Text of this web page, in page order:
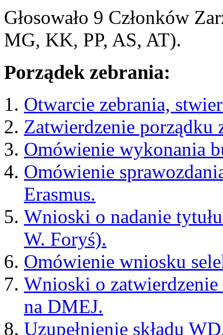
Głosowało 9 Członków
MG, KK, PP, AS, AT).
Porządek zebrania:
Otwarcie zebrania,
Zatwierdzenie porządku
Omówienie wykonania
Omówienie
Erasmus.
Wnioski o nadanie
W. Foryś).
Omówienie wniosku
Wnioski o
na DMEJ.
Uzupełnienie składu